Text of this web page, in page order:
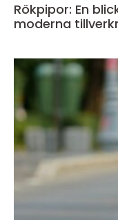
Rökpipor: En
moderna